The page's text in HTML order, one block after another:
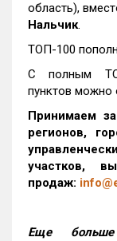
область),
Нальчик.
ТОП-100
С полным
пунктов можно
Принимаем
регионов,
участков,
продаж:
Еще больше